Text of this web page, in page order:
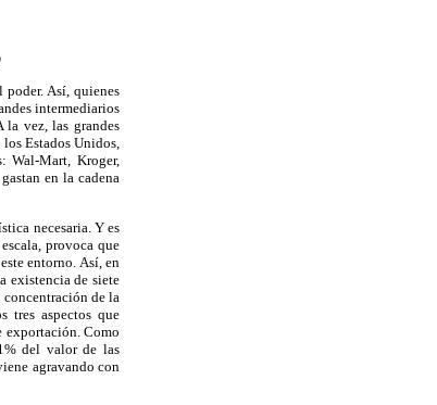
Así, quienes
intermediarios
la vez, las grandes
Estados Unidos,
Wal-Mart, Kroger,
en la cadena
necesaria. Y es
provoca que
entorno. Así, en
existencia de siete
de la
tres aspectos que
exportación. Como
del valor de las
agravando con